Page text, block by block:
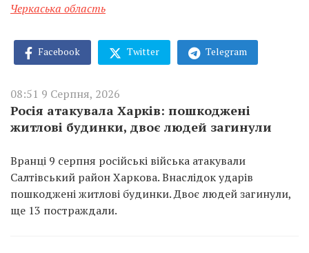
Черкаська область
Facebook Twitter Telegram
08:51 9 Серпня, 2026
Росія атакувала Харків: пошкоджені
житлові будинки, двоє людей загинули
Вранці 9 серпня російські війська атакували
Салтівський район Харкова. Внаслідок ударів
пошкоджені житлові будинки. Двоє людей загинули,
ще 13 постраждали.